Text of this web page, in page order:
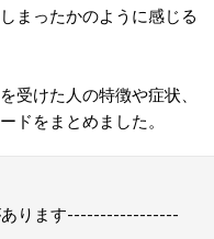
まったかのように感じる
受けた人の特徴や症状、
ドをまとめました。
ります-----------------